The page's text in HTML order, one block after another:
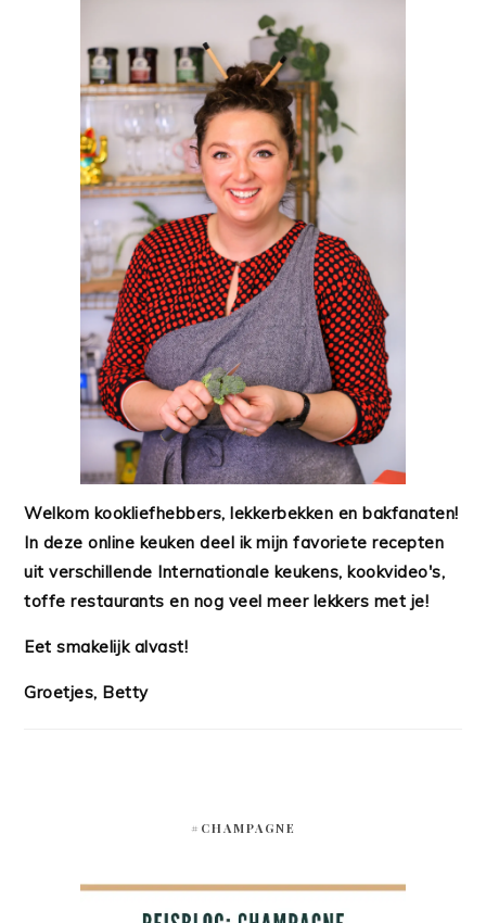
Welkom kookliefhebbers, lekkerbekken en bakfanaten!
In deze online keuken deel ik mijn favoriete recepten
uit verschillende Internationale keukens, kookvideo's,
toffe restaurants en nog veel meer lekkers met je!
Eet smakelijk alvast!
Groetjes, Betty
#CHAMPAGNE